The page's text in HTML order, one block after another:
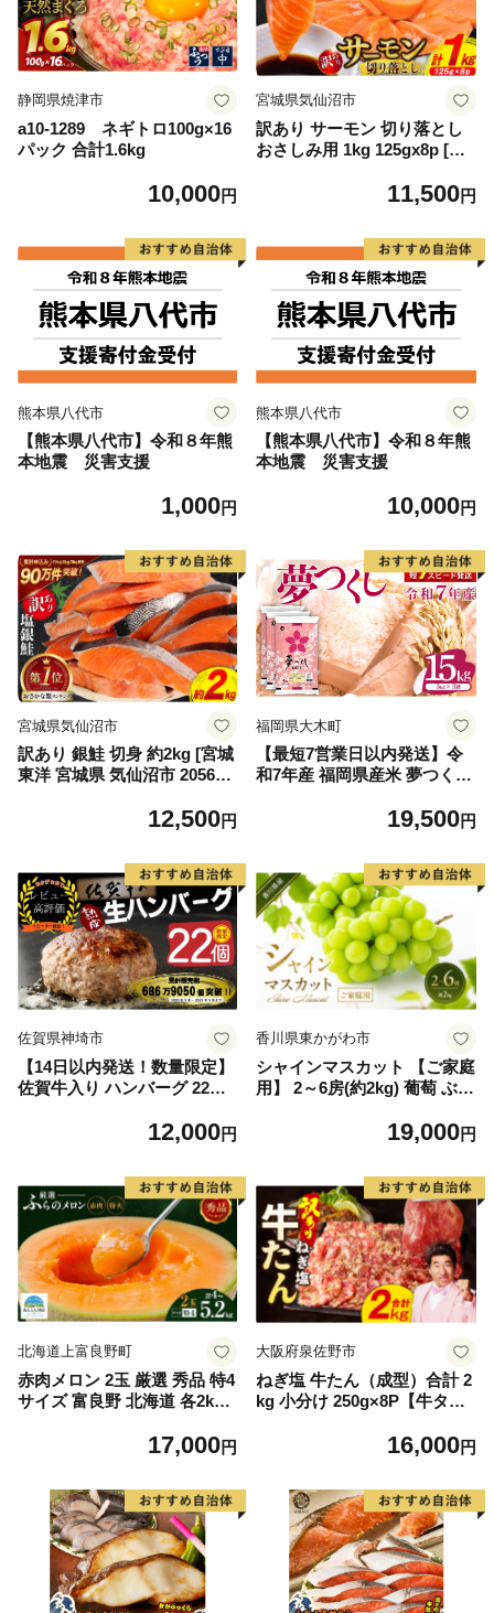
静岡県焼津市
a10-1289 ネギトロ100g×16
パック 合計1.6kg
10,000円
宮城県気仙沼市
訳あり サーモン 切り落とし
おさしみ用 1kg 125gx8p [足
4313] 魚 魚介類 鮭 お刺し身
介
11,500円
熊本県八代市
【熊本県八代市】令和８年熊
本地震 災害支援
1,000円
熊本県八代市
【熊本県八代市】令和８年熊
本地震 災害支援
10,000円
宮城県気仙沼市
訳あり 銀鮭 切身 約2kg [宮城
東洋 宮城県 気仙沼市 205649
格外 不揃い さけ サケ 鮭切身
切り身 魚 わけあり
12,500円
福岡県大木町
【最短7営業日以内発送】令
和7年産 福岡県産米 夢つくし
19,500円
佐賀県神埼市
【14日以内発送！数量限定】
佐賀牛入り ハンバーグ 22個
毛和牛 ブランド牛 九州 ハン
(H083106)
12,000円
香川県東かがわ市
シャインマスカット 【ご家庭
用】 2～6房(約2kg) 葡萄 ぶど
もの 果実 旬の果物 旬のフル
19,000円
北海道上富良野町
赤肉メロン 2玉 厳選 秀品 特4
サイズ 富良野 北海道 各2kg
富良野 メロン めろん 果物 く
17,000円
大阪府泉佐野市
ねぎ塩 牛たん（成型）合計 2
kg 小分け 250g×8P【牛タン
16,000円